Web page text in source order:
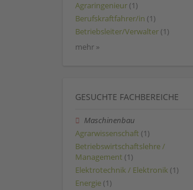
Agraringenieur (1)
Berufskraftfahrer/in (1)
Betriebsleiter/Verwalter (1)
mehr »
GESUCHTE FACHBEREICHE
Maschinenbau
Agrarwissenschaft (1)
Betriebswirtschaftslehre /
Management (1)
Elektrotechnik / Elektronik (1)
Energie (1)